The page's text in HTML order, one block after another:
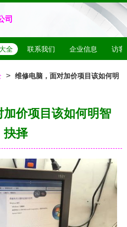
司
全 联系我们 企业信息 访客
> 维修电脑，面对加价项目该如何明
价项目该如何明智
抉择